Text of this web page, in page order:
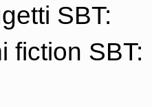
SBT:
fiction SBT: